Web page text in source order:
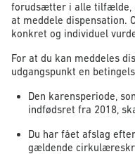
forudsætter i alle tilfælde,
at meddele dispensation.
konkret og individuel
For at du kan meddeles
udgangspunkt en
Den karensperiode,
indfødsret fra 2018,
Du har fået afslag
gældende